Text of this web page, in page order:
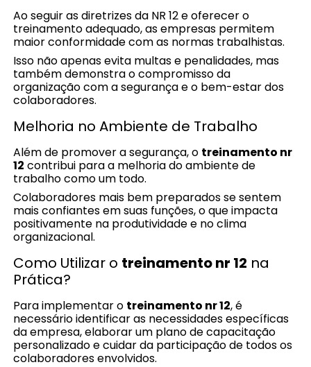
Ao seguir as diretrizes da NR 12 e oferecer o
treinamento adequado, as empresas permitem
maior conformidade com as normas trabalhistas.
Isso não apenas evita multas e penalidades, mas
também demonstra o compromisso da
organização com a segurança e o bem-estar dos
colaboradores.
Melhoria no Ambiente de Trabalho
Além de promover a segurança, o treinamento nr
12 contribui para a melhoria do ambiente de
trabalho como um todo.
Colaboradores mais bem preparados se sentem
mais confiantes em suas funções, o que impacta
positivamente na produtividade e no clima
organizacional.
Como Utilizar o treinamento nr 12 na
Prática?
Para implementar o treinamento nr 12, é
necessário identificar as necessidades específicas
da empresa, elaborar um plano de capacitação
personalizado e cuidar da participação de todos os
colaboradores envolvidos.